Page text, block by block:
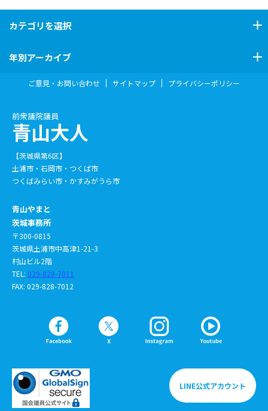
カテゴリを選択
年別アーカイブ
前衆議院議員
青山大人
【茨城県第6区】
土浦市・石岡市・つくば市
つくばみらい市・かすみがうら市
青山やまと
茨城事務所
〒300-0815
茨城県土浦市中高津1-21-3
村山ビル2階
TEL: 029-828-7011
FAX: 029-828-7012
LINE公式アカウント
ご意見・お問い合わせ サイトマップ プライバシーポリシー